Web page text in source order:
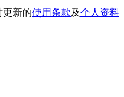
更新的使用条款及个人资料